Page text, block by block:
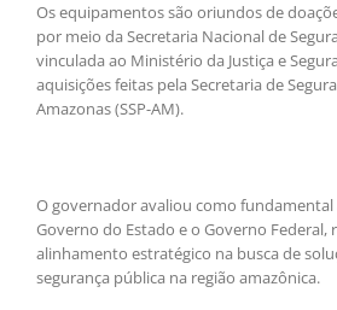
Os equipamentos são oriundos de
por meio da Secretaria Nacional de
vinculada ao Ministério da Justiça e
aquisições feitas pela Secretaria de
Amazonas (SSP-AM).
O governador avaliou como fundamental
Governo do Estado e o Governo Federal,
alinhamento estratégico na busca de
segurança pública na região amazônica.